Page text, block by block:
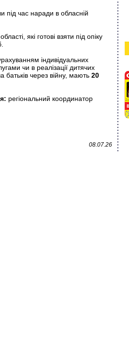
під час наради в обласній
які готові взяти під опіку
індивідуальних
чи в реалізації дитячих
батьків через війну, мають 20
регіональний координатор
08.07.26